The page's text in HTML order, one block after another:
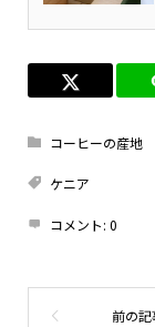
コーヒーの産地
ケニア
コメント: 0